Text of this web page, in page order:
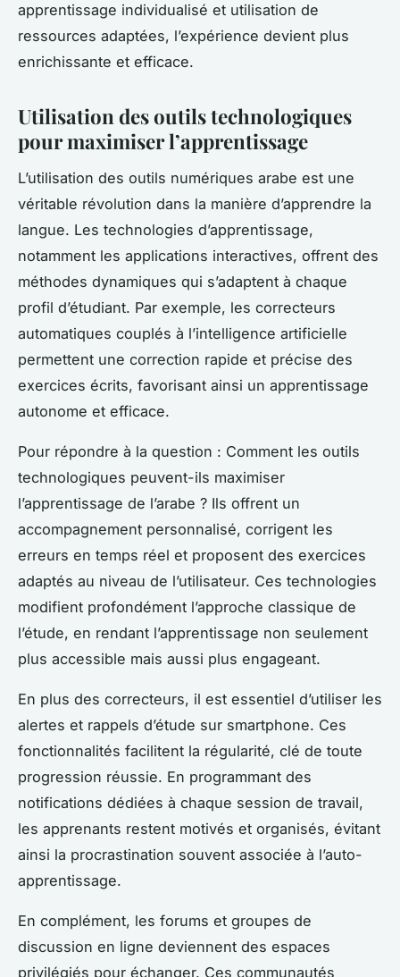
apprentissage individualisé et utilisation de
ressources adaptées, l’expérience devient plus
enrichissante et efficace.
Utilisation des outils technologiques
pour maximiser l’apprentissage
L’utilisation des outils numériques arabe est une
véritable révolution dans la manière d’apprendre la
langue. Les technologies d’apprentissage,
notamment les applications interactives, offrent des
méthodes dynamiques qui s’adaptent à chaque
profil d’étudiant. Par exemple, les correcteurs
automatiques couplés à l’intelligence artificielle
permettent une correction rapide et précise des
exercices écrits, favorisant ainsi un apprentissage
autonome et efficace.
Pour répondre à la question : Comment les outils
technologiques peuvent-ils maximiser
l’apprentissage de l’arabe ? Ils offrent un
accompagnement personnalisé, corrigent les
erreurs en temps réel et proposent des exercices
adaptés au niveau de l’utilisateur. Ces technologies
modifient profondément l’approche classique de
l’étude, en rendant l’apprentissage non seulement
plus accessible mais aussi plus engageant.
En plus des correcteurs, il est essentiel d’utiliser les
alertes et rappels d’étude sur smartphone. Ces
fonctionnalités facilitent la régularité, clé de toute
progression réussie. En programmant des
notifications dédiées à chaque session de travail,
les apprenants restent motivés et organisés, évitant
ainsi la procrastination souvent associée à l’auto-
apprentissage.
En complément, les forums et groupes de
discussion en ligne deviennent des espaces
privilégiés pour échanger. Ces communautés